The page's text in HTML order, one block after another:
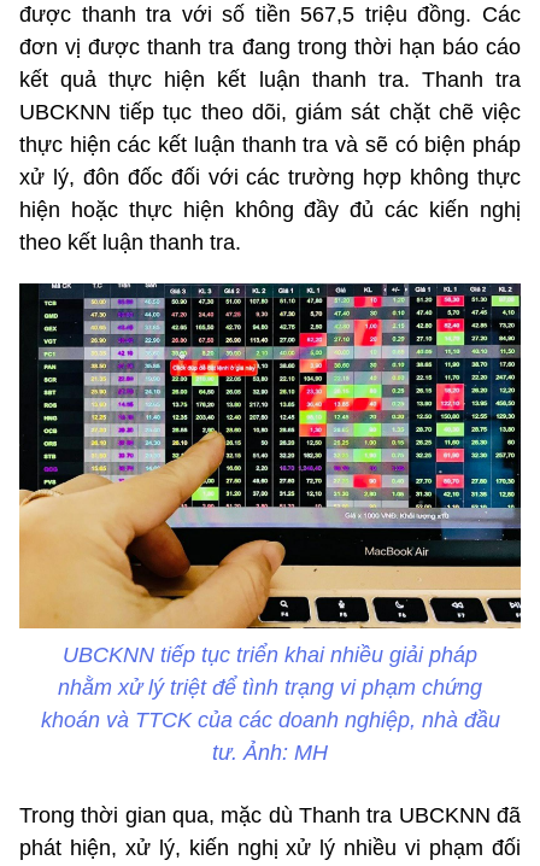
được thanh tra với số tiền 567,5 triệu đồng. Các
đơn vị được thanh tra đang trong thời hạn báo cáo
kết quả thực hiện kết luận thanh tra. Thanh tra
UBCKNN tiếp tục theo dõi, giám sát chặt chẽ việc
thực hiện các kết luận thanh tra và sẽ có biện pháp
xử lý, đôn đốc đối với các trường hợp không thực
hiện hoặc thực hiện không đầy đủ các kiến nghị
theo kết luận thanh tra.
UBCKNN tiếp tục triển khai nhiều giải pháp
nhằm xử lý triệt để tình trạng vi phạm chứng
khoán và TTCK của các doanh nghiệp, nhà đầu
tư. Ảnh: MH
Trong thời gian qua, mặc dù Thanh tra UBCKNN đã
phát hiện, xử lý, kiến nghị xử lý nhiều vi phạm đối